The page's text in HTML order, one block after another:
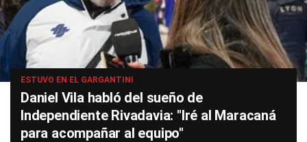
ESTUVO EN EL GARGANTINI
Daniel Vila habló del sueño de
Independiente Rivadavia: "Iré al Maracaná
para acompañar al equipo"